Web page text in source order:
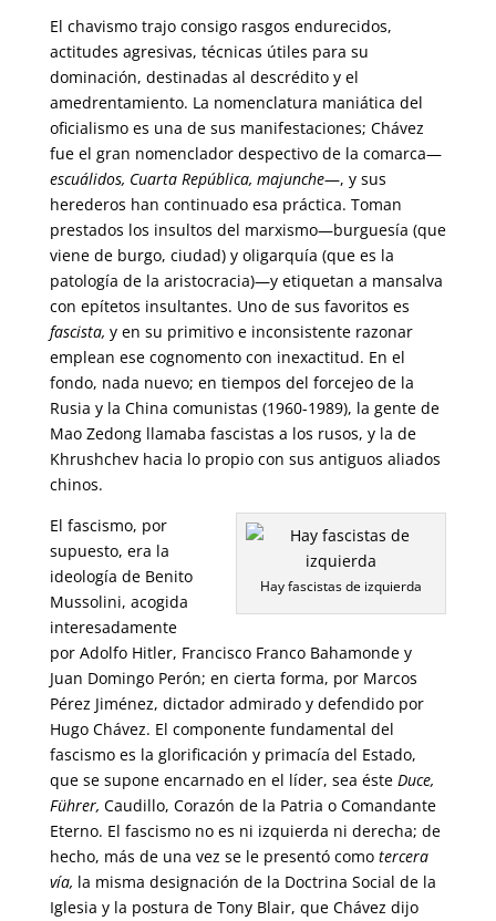
El chavismo trajo consigo rasgos endurecidos,
actitudes agresivas, técnicas útiles para su
dominación, destinadas al descrédito y el
amedrentamiento. La nomenclatura maniática del
oficialismo es una de sus manifestaciones; Chávez
fue el gran nomenclador despectivo de la comarca—
escuálidos, Cuarta República, majunche—, y sus
herederos han continuado esa práctica. Toman
prestados los insultos del marxismo—burguesía (que
viene de burgo, ciudad) y oligarquía (que es la
patología de la aristocracia)—y etiquetan a mansalva
con epítetos insultantes. Uno de sus favoritos es
fascista, y en su primitivo e inconsistente razonar
emplean ese cognomento con inexactitud. En el
fondo, nada nuevo; en tiempos del forcejeo de la
Rusia y la China comunistas (1960-1989), la gente de
Mao Zedong llamaba fascistas a los rusos, y la de
Khrushchev hacia lo propio con sus antiguos aliados
chinos.
Hay fascistas de izquierda
El fascismo, por
supuesto, era la
ideología de Benito
Mussolini, acogida
interesadamente
por Adolfo Hitler, Francisco Franco Bahamonde y
Juan Domingo Perón; en cierta forma, por Marcos
Pérez Jiménez, dictador admirado y defendido por
Hugo Chávez. El componente fundamental del
fascismo es la glorificación y primacía del Estado,
que se supone encarnado en el líder, sea éste Duce,
Führer, Caudillo, Corazón de la Patria o Comandante
Eterno. El fascismo no es ni izquierda ni derecha; de
hecho, más de una vez se le presentó como tercera
vía, la misma designación de la Doctrina Social de la
Iglesia y la postura de Tony Blair, que Chávez dijo